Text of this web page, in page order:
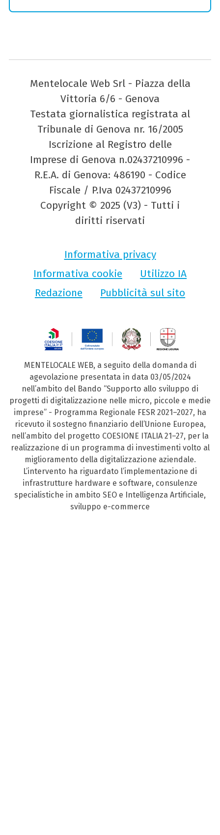
Mentelocale Web Srl - Piazza della
Vittoria 6/6 - Genova
Testata giornalistica registrata al
Tribunale di Genova nr. 16/2005
Iscrizione al Registro delle
Imprese di Genova n.02437210996 -
R.E.A. di Genova: 486190 - Codice
Fiscale / P.Iva 02437210996
Copyright © 2025 (V3) - Tutti i
diritti riservati
Informativa privacy
Informativa cookie
Utilizzo IA
Redazione
Pubblicità sul sito
MENTELOCALE WEB, a seguito della domanda di
agevolazione presentata in data 03/05/2024
nell’ambito del Bando “Supporto allo sviluppo di
progetti di digitalizzazione nelle micro, piccole e medie
imprese” - Programma Regionale FESR 2021–2027, ha
ricevuto il sostegno finanziario dell’Unione Europea,
nell’ambito del progetto COESIONE ITALIA 21–27, per la
realizzazione di un programma di investimenti volto al
miglioramento della digitalizzazione aziendale.
L’intervento ha riguardato l’implementazione di
infrastrutture hardware e software, consulenze
specialistiche in ambito SEO e Intelligenza Artificiale,
sviluppo e-commerce